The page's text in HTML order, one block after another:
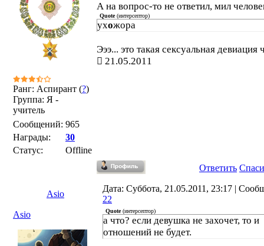
Ранг: Аспирант (?)
Группа: Я -
учитель
Сообщений: 965
Награды:
30
Статус:
Offline
А на вопрос-то не ответил, мил
Quote(интерсептор)
ухожора
Эээ... это такая сексуальная девиация
21.05.2011
Ответить
Asio
Дата: Суббота, 21.05.2011, 23:17 |
22
Asio
Quote(интерсептор)
а что? если девушка не захочет, то и
отношений не будет.